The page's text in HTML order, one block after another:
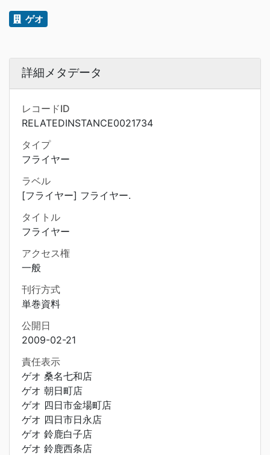
ゲオ
詳細メタデータ
レコードID
RELATEDINSTANCE0021734
タイプ
フライヤー
ラベル
[フライヤー] フライヤー.
タイトル
フライヤー
アクセス権
一般
刊行方式
単巻資料
公開日
2009-02-21
責任表示
ゲオ 桑名七和店
ゲオ 朝日町店
ゲオ 四日市金場町店
ゲオ 四日市日永店
ゲオ 鈴鹿白子店
ゲオ 鈴鹿西条店